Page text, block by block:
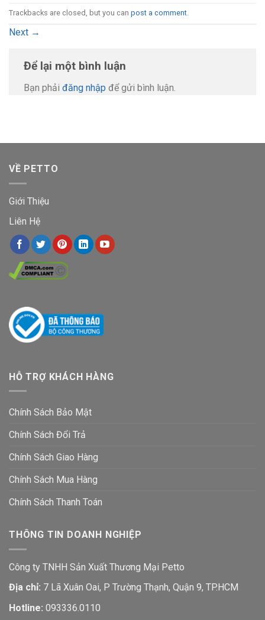
Trackbacks are closed, but you can post a comment.
Next →
Để lại một bình luận
Bạn phải đăng nhập để gửi bình luận.
VỀ PETTO
Giới Thiệu
Liên Hệ
HỖ TRỢ KHÁCH HÀNG
Chính Sách Bảo Mật
Chính Sách Đổi Trả
Chính Sách Giao Hàng
Chính Sách Mua Hàng
Chính Sách Thanh Toán
THÔNG TIN DOANH NGHIỆP
Công ty TNHH Sản Xuất Thương Mại Petto
Địa chỉ: 7 Lã Xuân Oai, P Trường Thạnh, Quận 9, TP.HCM
Hotline: 093336.0110